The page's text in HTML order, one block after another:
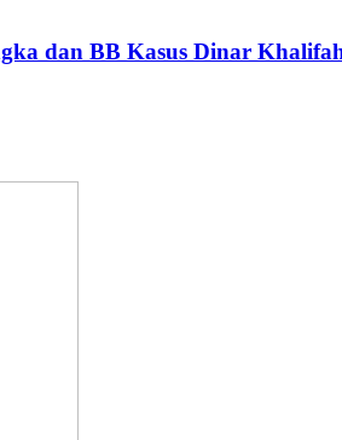
dan BB Kasus Dinar